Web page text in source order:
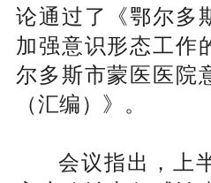
论通过了《鄂尔多
加强意识形态工作
尔多斯市蒙医医院
（汇编）》。
会议指出，上